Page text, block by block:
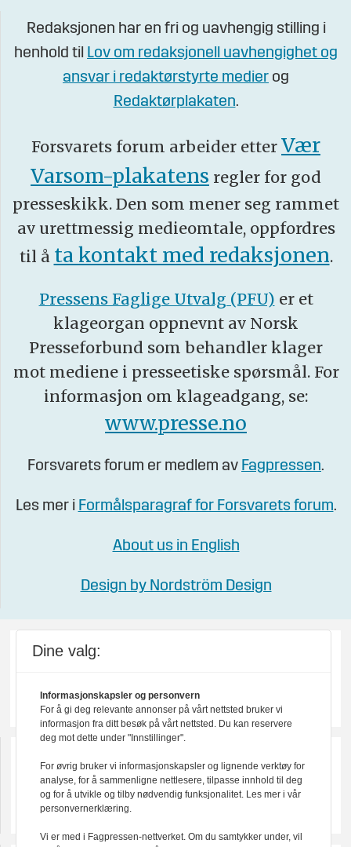
Redaksjonen har en fri og uavhengig stilling i
henhold til Lov om redaksjonell uavhengighet og
ansvar i redaktørstyrte medier og
Redaktørplakaten.
Forsvarets forum arbeider etter Vær
Varsom-plakatens regler for god
presseskikk. Den som mener seg rammet
av urettmessig medieomtale, oppfordres
til å ta kontakt med redaksjonen.
Pressens Faglige Utvalg (PFU) er et
klageorgan oppnevnt av Norsk
Presseforbund som behandler klager
mot mediene i presseetiske spørsmål. For
informasjon om klageadgang, se:
www.presse.no
Forsvarets forum er medlem av Fagpressen.
Les mer i Formålsparagraf for Forsvarets forum.
About us in English
Design by Nordström Design
Dine valg:
Informasjonskapsler og personvern
For å gi deg relevante annonser på vårt nettsted bruker vi
informasjon fra ditt besøk på vårt nettsted. Du kan reservere
deg mot dette under "Innstillinger".
For øvrig bruker vi informasjonskapsler og lignende verktøy for
analyse, for å sammenligne nettlesere, tilpasse innhold til deg
og for å utvikle og tilby nødvendig funksjonalitet. Les mer i vår
personvernerklæring.
Vi er med i Fagpressen-nettverket. Om du samtykker under, vil